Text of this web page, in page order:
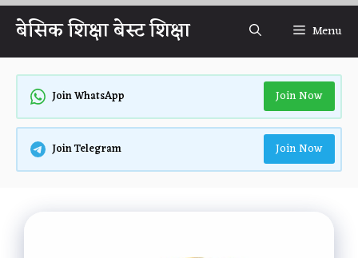
Skip
content
बेसिक शिक्षा बेस्ट शिक्षा Menu
Join WhatsApp Join Now
Join Telegram Join Now